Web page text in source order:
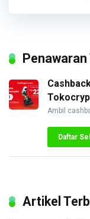
Ambil
Daftar
Artikel